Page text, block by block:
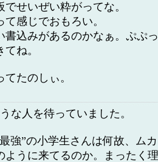
せいぜい粋がってな。
感じでおもろい。
書込みがあるのかなぁ。ぷぷっ
ね。
たのしぃ。
な人を待っていました。
強”の小学生さんは何故、ム
ように来てるのか。まったく